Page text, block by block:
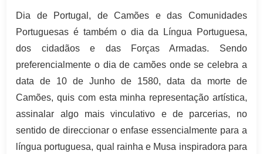
Dia de Portugal, de Camões e das Comunidades
Portuguesas é também o dia da Língua Portuguesa,
dos cidadãos e das Forças Armadas. Sendo
preferencialmente o dia de camões onde se celebra a
data de 10 de Junho de 1580, data da morte de
Camões, quis com esta minha representação artística,
assinalar algo mais vinculativo e de parcerias, no
sentido de direccionar o enfase essencialmente para a
língua portuguesa, qual rainha e Musa inspiradora para